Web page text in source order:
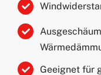
Geeignet für